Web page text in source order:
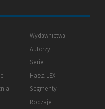
Wydawnictwa
Autorzy
Serie
Hasła LEX
Segmenty
Rodzaje